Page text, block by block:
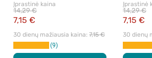
skalbiklis, 2000 ml
Įprastinė kaina
7,15 €
14,29 €
30 dienų mažiausia kaina: 7,15 €
9
Įprastinė
7,15 €
14,29 €
30 dienų